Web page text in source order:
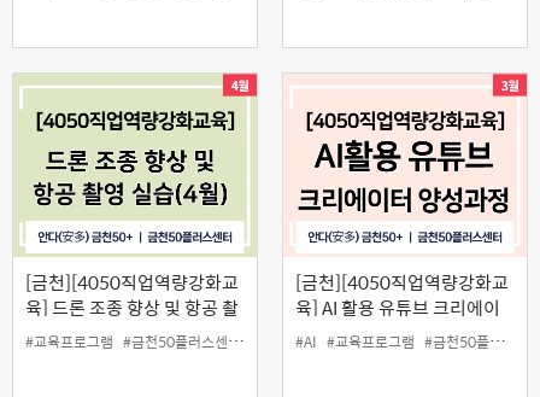
[금천][4050직업역량강화교
육] 드론 조종 향상 및 항공 촬
영 실습(4월)
#교육프로그램 #금천50플러스센터 #일활동 #촬영
[금천][4050직업역량강화교
육] AI 활용 유튜브 크리에이
터 양성 과정
#AI #교육프로그램 #금천50플러스센터